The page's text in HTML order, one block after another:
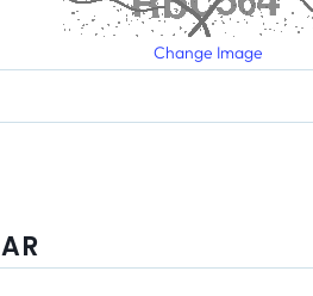
Change Image